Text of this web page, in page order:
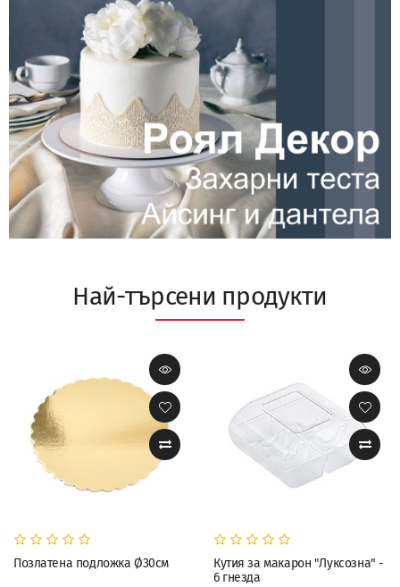
Най-търсени продукти
Позлатена подложка Ø30см
Кутия за макарон "Луксозна" -
6 гнезда